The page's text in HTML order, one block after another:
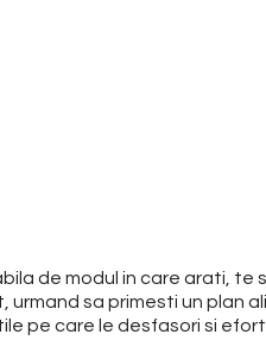
de modul in care arati,
urmand sa primesti un
pe care le desfasori si